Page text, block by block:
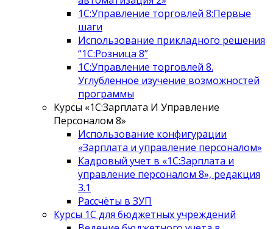
1С:Управление торговлей 8:Первые
шаги
Использование прикладного решения
“1С:Розница 8”
1С:Управление торговлей 8.
Углубленное изучение возможностей
программы
Курсы «1С:Зарплата И Управление
Персоналом 8»
Использование конфигурации
«Зарплата и управление персоналом»
Кадровый учет в «1С:Зарплата и
управление персоналом 8», редакция
3.1
Рассчёты в ЗУП
Курсы 1С для бюджетных учреждений